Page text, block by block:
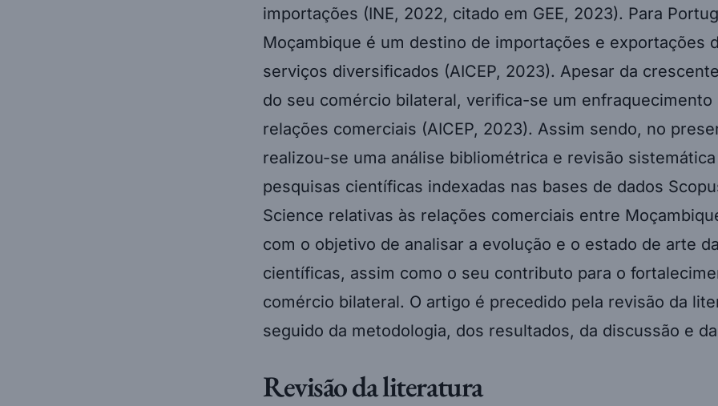
importações (INE, 2022, citado em GEE, 2023). Para
Moçambique é um destino de importações e exportações
serviços diversificados (AICEP, 2023). Apesar da
do seu comércio bilateral, verifica-se um enfraquecimento
relações comerciais (AICEP, 2023). Assim sendo, no
realizou-se uma análise bibliométrica e revisão
pesquisas científicas indexadas nas bases de dados
Science relativas às relações comerciais entre
com o objetivo de analisar a evolução e o estado de arte
científicas, assim como o seu contributo para o
comércio bilateral. O artigo é precedido pela revisão da
seguido da metodologia, dos resultados, da discussão e
Revisão da literatura